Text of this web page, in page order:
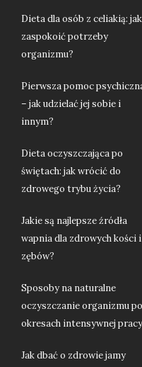
Dieta dla osób z celiakią: jak
zaspokoić potrzeby
organizmu?
Pierwsza pomoc
– jak udzielać jej sobie i
innym?
Dieta oczyszczająca po
świętach: jak wrócić do
zdrowego trybu życia?
Jakie są najlepsze źródła
wapnia dla zdrowych kości i
zębów?
Sposoby na naturalne
oczyszczanie organizmu po
okresach intensywnej pracy
Jak dbać o zdrowie jamy